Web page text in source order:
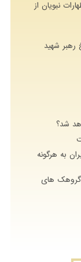
نبویان از
شهید
شد؟
به هرگونه
گروهک های